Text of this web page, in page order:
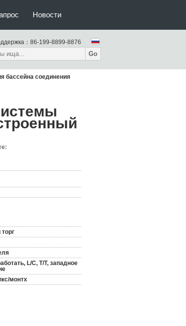
Новости
： 86-199-8899-8876
Go
бассейна соединения
L/C, T/T, западное
монтх